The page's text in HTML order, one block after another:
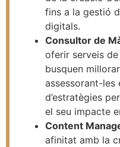
fins a la gestió
digitals.
Consultor de
oferir serveis
busquen
assessorant-les
d’estratègies
el seu impacte
Content
afinitat amb la